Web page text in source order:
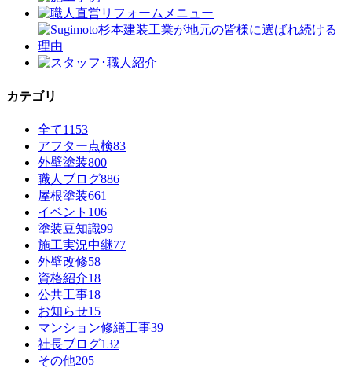
カテゴリ
全て1153
アフター点検83
外壁塗装800
職人ブログ886
屋根塗装661
イベント 106
塗装豆知識99
施工実況中継77
外壁改修58
資格紹介18
公共工事18
お知らせ15
マンション修繕工事39
社長ブログ132
その他205